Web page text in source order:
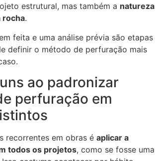
estrutural, mas também a natureza
rocha.
feita e uma análise prévia são etapas
definir o método de perfuração mais
ao padronizar
perfuração em
recorrentes em obras é aplicar a
todos os projetos, como se fosse uma